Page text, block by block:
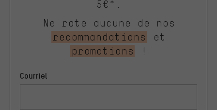
5€*.
Ne rate aucune de nos
recommandations
et
promotions
!
Courriel